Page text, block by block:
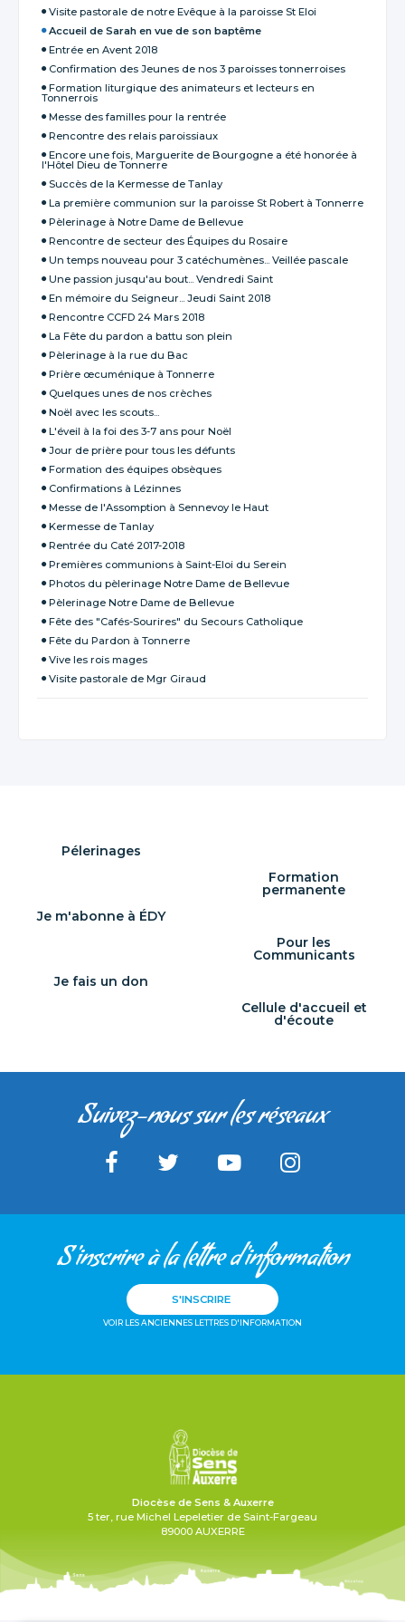
Visite pastorale de notre Evêque à la paroisse St Eloi
Accueil de Sarah en vue de son baptême
Entrée en Avent 2018
Confirmation des Jeunes de nos 3 paroisses tonnerroises
Formation liturgique des animateurs et lecteurs en
Tonnerrois
Messe des familles pour la rentrée
Rencontre des relais paroissiaux
Encore une fois, Marguerite de Bourgogne a été honorée à
l'Hôtel Dieu de Tonnerre
Succès de la Kermesse de Tanlay
La première communion sur la paroisse St Robert à Tonnerre
Pèlerinage à Notre Dame de Bellevue
Rencontre de secteur des Équipes du Rosaire
Un temps nouveau pour 3 catéchumènes... Veillée pascale
Une passion jusqu'au bout... Vendredi Saint
En mémoire du Seigneur... Jeudi Saint 2018
Rencontre CCFD 24 Mars 2018
La Fête du pardon a battu son plein
Pèlerinage à la rue du Bac
Prière œcuménique à Tonnerre
Quelques unes de nos crèches
Noël avec les scouts...
L'éveil à la foi des 3-7 ans pour Noël
Jour de prière pour tous les défunts
Formation des équipes obsèques
Confirmations à Lézinnes
Messe de l'Assomption à Sennevoy le Haut
Kermesse de Tanlay
Rentrée du Caté 2017-2018
Premières communions à Saint-Eloi du Serein
Photos du pèlerinage Notre Dame de Bellevue
Pèlerinage Notre Dame de Bellevue
Fête des "Cafés-Sourires" du Secours Catholique
Fête du Pardon à Tonnerre
Vive les rois mages
Visite pastorale de Mgr Giraud
Pélerinages
Formation
permanente
Je m'abonne à ÉDY
Pour les
Communicants
Je fais un don
Cellule d'accueil et
d'écoute
Suivez-nous sur les réseaux
S'inscrire à la lettre d'information
S'INSCRIRE
VOIR LES ANCIENNES LETTRES D'INFORMATION
Diocèse de Sens & Auxerre
5 ter, rue Michel Lepeletier de Saint-Fargeau
89000 AUXERRE